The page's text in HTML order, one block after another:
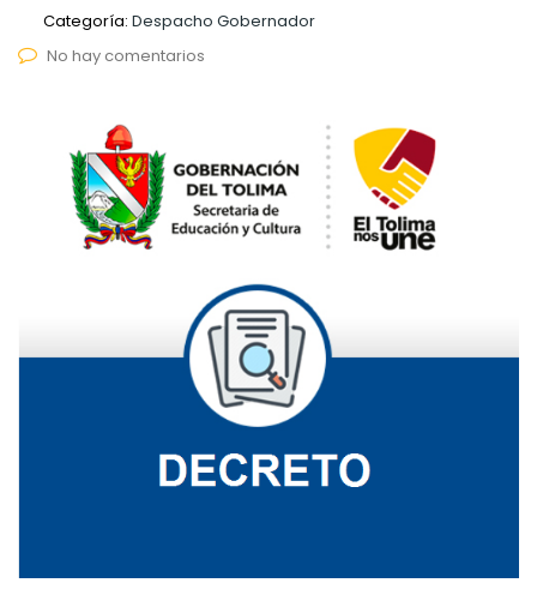
Categoría: Despacho Gobernador
No hay comentarios